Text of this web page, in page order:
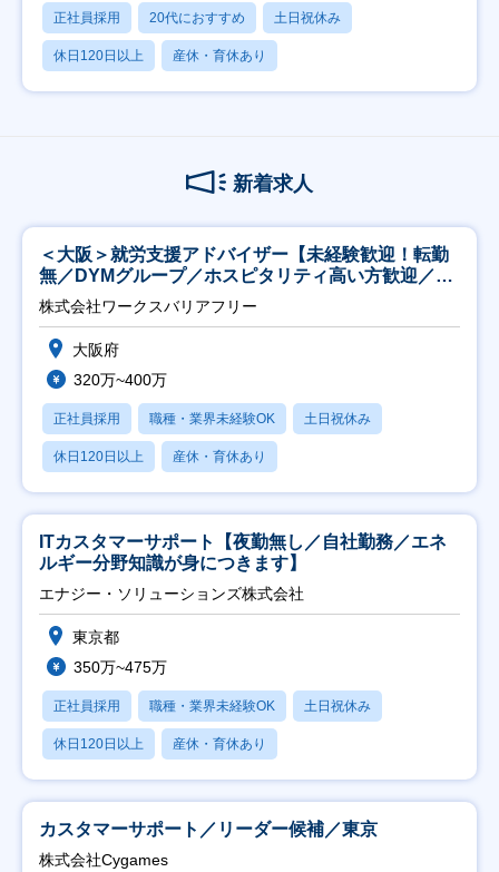
正社員採用 20代におすすめ 土日祝休み
休日120日以上 産休・育休あり
新着求人
＜大阪＞就労支援アドバイザー【未経験歓迎！転勤
無／DYMグループ／ホスピタリティ高い方歓迎／土
日祝】
株式会社ワークスバリアフリー
大阪府
320万~400万
正社員採用 職種・業界未経験OK 土日祝休み
休日120日以上 産休・育休あり
ITカスタマーサポート【夜勤無し／自社勤務／エネ
ルギー分野知識が身につきます】
エナジー・ソリューションズ株式会社
東京都
350万~475万
正社員採用 職種・業界未経験OK 土日祝休み
休日120日以上 産休・育休あり
カスタマーサポート／リーダー候補／東京
株式会社Cygames